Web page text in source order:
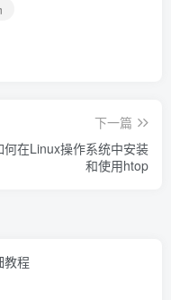
下一篇
何在Linux操作系统中安装
和使用htop
教程